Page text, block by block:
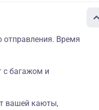
отправления. Время
с багажом и
вашей каюты,